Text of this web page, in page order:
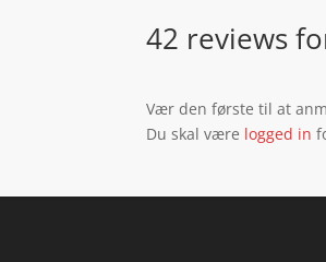
42 reviews
Vær den første til at
Du skal være logged in